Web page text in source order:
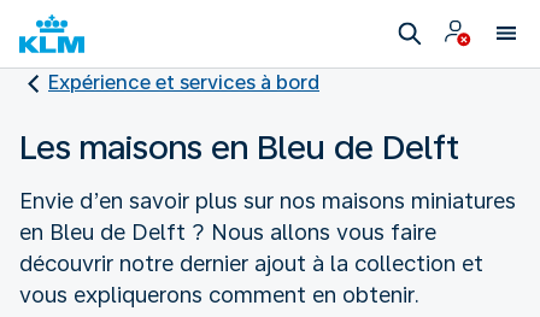
Expérience et services à bord
Les maisons en Bleu de Delft
Envie d’en savoir plus sur nos maisons miniatures
en Bleu de Delft ? Nous allons vous faire
découvrir notre dernier ajout à la collection et
vous expliquerons comment en obtenir.